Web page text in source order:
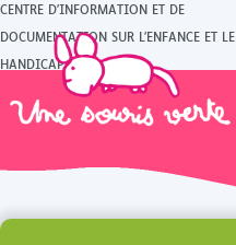
CENTRE D'INFORMATION ET DE
DOCUMENTATION SUR L'ENFANCE ET LE
HANDICAP